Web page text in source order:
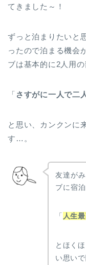
てきました～！
ずっと泊まりたいと
ったので泊まる機会
ブは基本的に2人用
「 さすがに一人で二
と思い、カンクンに
す…。
友達が
ブに宿
「 人生
とほく
い思いで